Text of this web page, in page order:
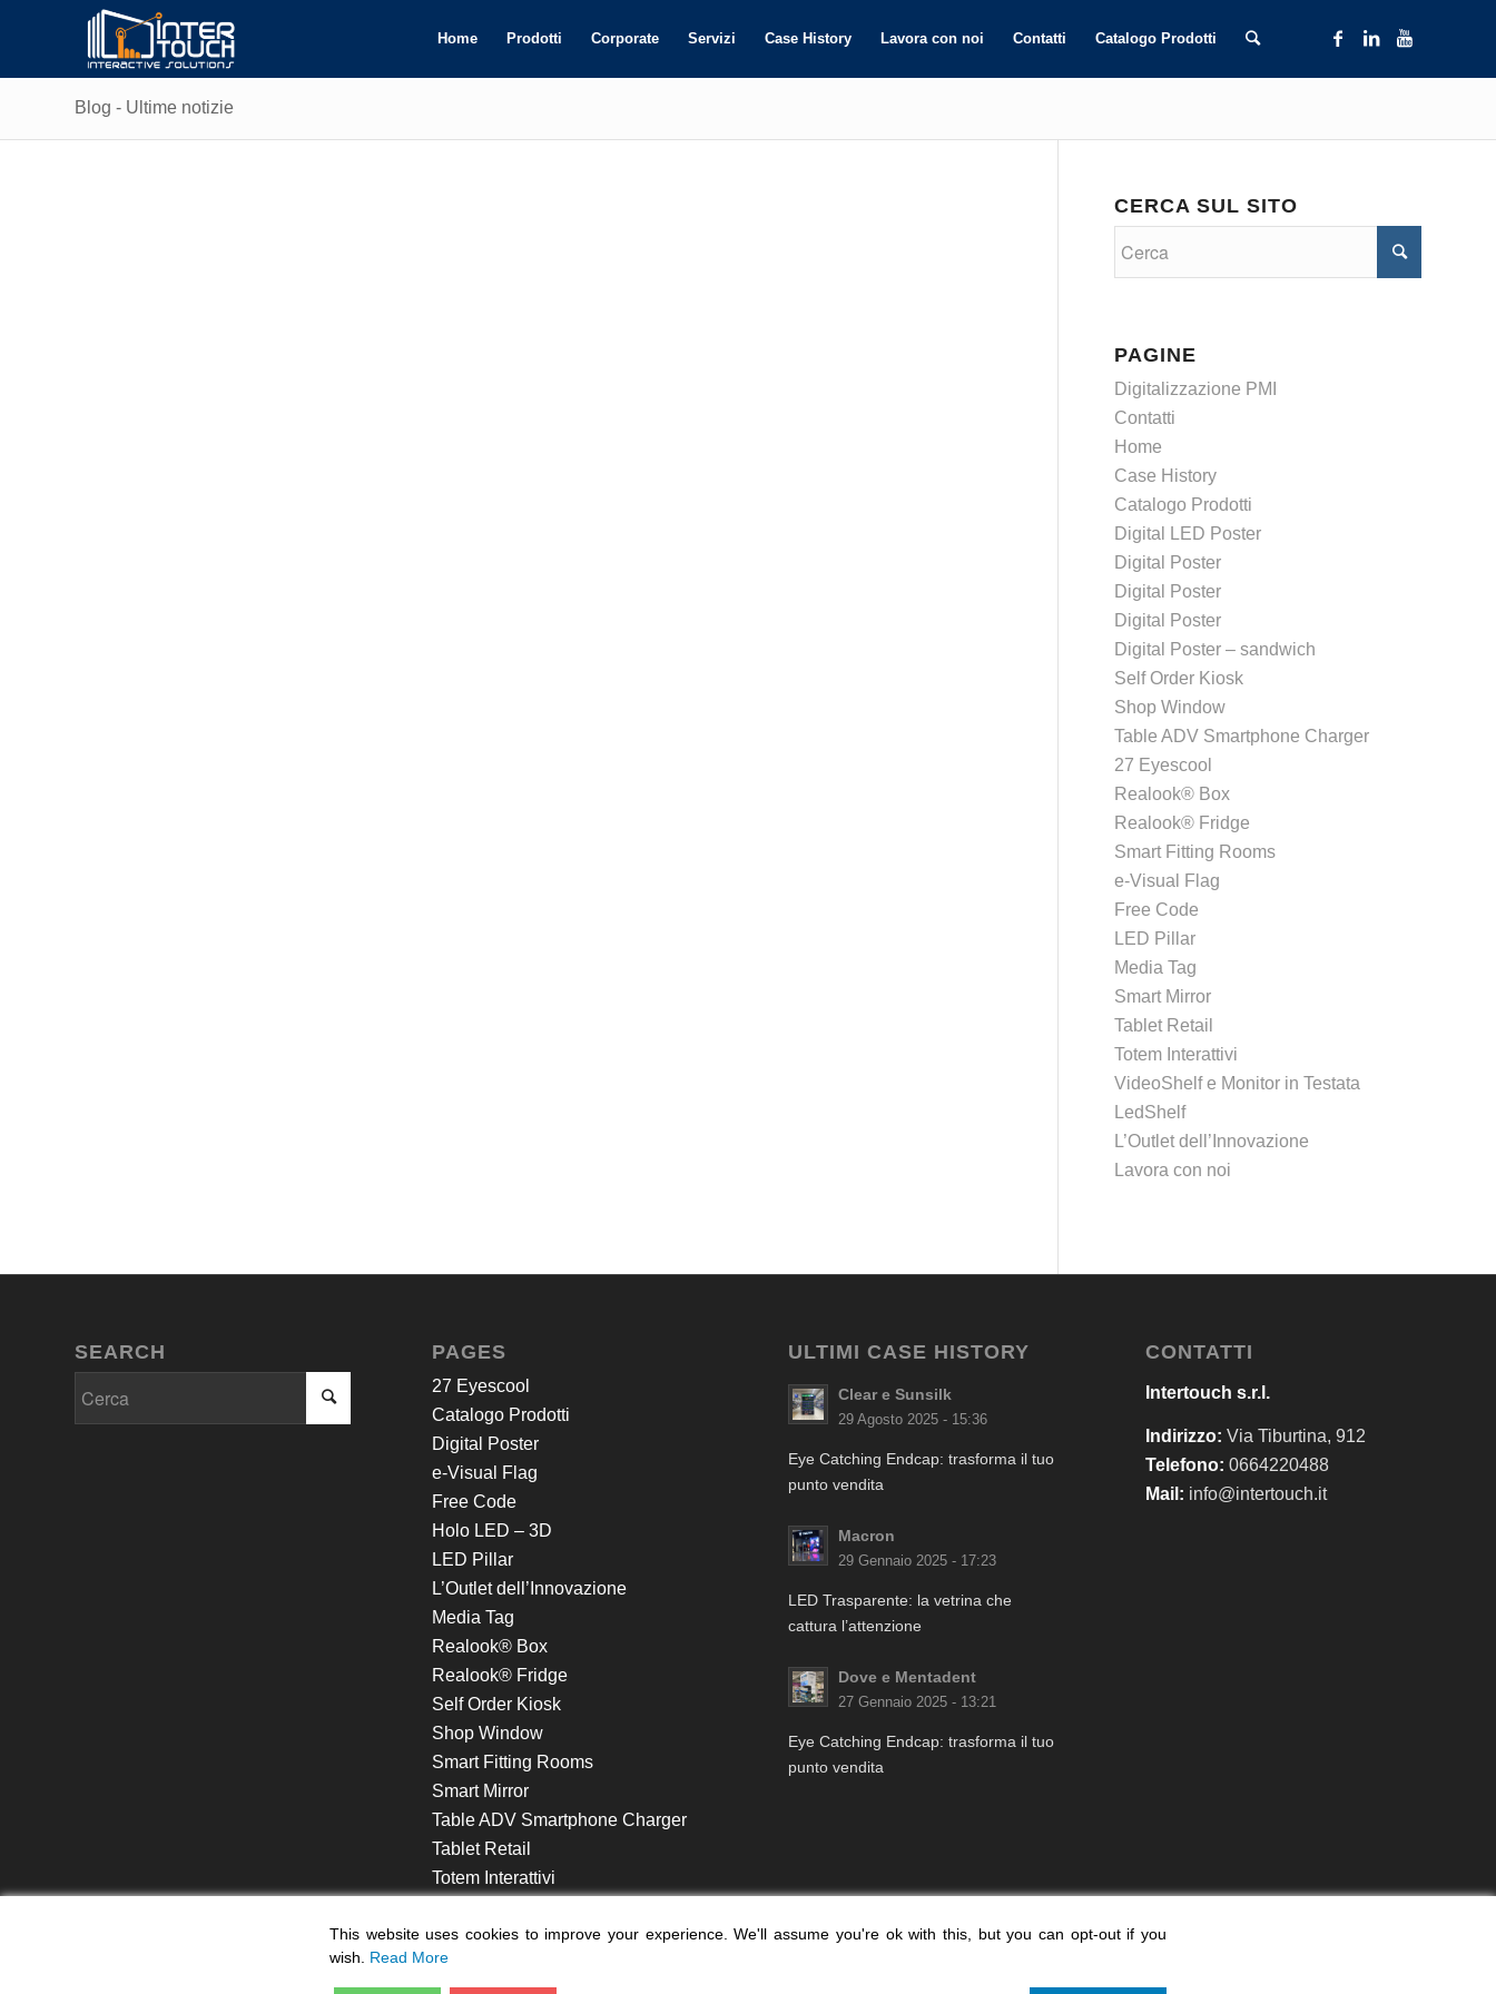
Home Prodotti Corporate Servizi Case History Lavora con noi Contatti Catalogo Prodotti
Blog - Ultime notizie
CERCA SUL SITO
PAGINE
Digitalizzazione PMI
Contatti
Home
Case History
Catalogo Prodotti
Digital LED Poster
Digital Poster
Digital Poster
Digital Poster
Digital Poster – sandwich
Self Order Kiosk
Shop Window
Table ADV Smartphone Charger
27 Eyescool
Realook® Box
Realook® Fridge
Smart Fitting Rooms
e-Visual Flag
Free Code
LED Pillar
Media Tag
Smart Mirror
Tablet Retail
Totem Interattivi
VideoShelf e Monitor in Testata
LedShelf
L’Outlet dell’Innovazione
Lavora con noi
SEARCH PAGES
27 Eyescool
Catalogo Prodotti
Digital Poster
e-Visual Flag
Free Code
Holo LED – 3D
LED Pillar
L’Outlet dell’Innovazione
Media Tag
Realook® Box
Realook® Fridge
Self Order Kiosk
Shop Window
Smart Fitting Rooms
Smart Mirror
Table ADV Smartphone Charger
Tablet Retail
Totem Interattivi
ULTIMI CASE HISTORY
Clear e Sunsilk
29 Agosto 2025 - 15:36
Eye Catching Endcap: trasforma il tuo
punto vendita
Macron
29 Gennaio 2025 - 17:23
LED Trasparente: la vetrina che
cattura l’attenzione
Dove e Mentadent
27 Gennaio 2025 - 13:21
Eye Catching Endcap: trasforma il tuo
punto vendita
CONTATTI
Intertouch s.r.l.
Indirizzo: Via Tiburtina, 912
Telefono: 0664220488
Mail: info@intertouch.it
This website uses cookies to improve your experience. We'll assume you're ok with this, but you can opt-out if you
wish. Read More